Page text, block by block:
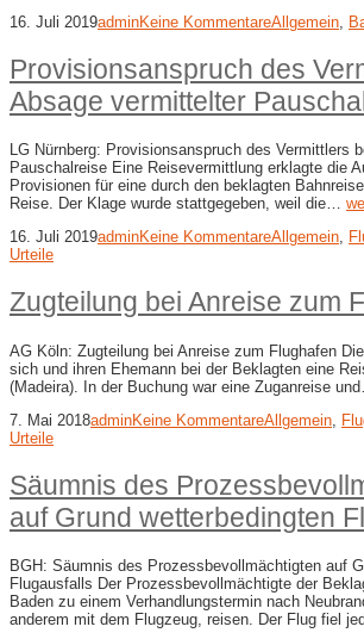
16. Juli 2019adminKeine KommentareAllgemein,
Provisionsanspruch des
Absage vermittelter
LG Nürnberg: Provisionsanspruch des Vermittlers
Pauschalreise Eine Reisevermittlung erklagte die
Provisionen für eine durch den beklagten
Reise. Der Klage wurde stattgegeben, weil die…
16. Juli 2019adminKeine KommentareAllgemein,
Urteile
Zugteilung bei Anreise zum
AG Köln: Zugteilung bei Anreise zum Flughafen
sich und ihren Ehemann bei der Beklagten eine
(Madeira). In der Buchung war eine Zuganreise
7. Mai 2018adminKeine KommentareAllgemein
Urteile
Säumnis des
auf Grund wetterbedingten
BGH: Säumnis des Prozessbevollmächtigten auf
Flugausfalls Der Prozessbevollmächtigte der
Baden zu einem Verhandlungstermin nach
anderem mit dem Flugzeug, reisen. Der Flug fiel